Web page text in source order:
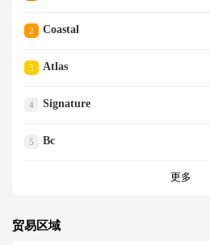
2 Coastal
3 Atlas
4 Signature
5 Bc
更多
贸易区域